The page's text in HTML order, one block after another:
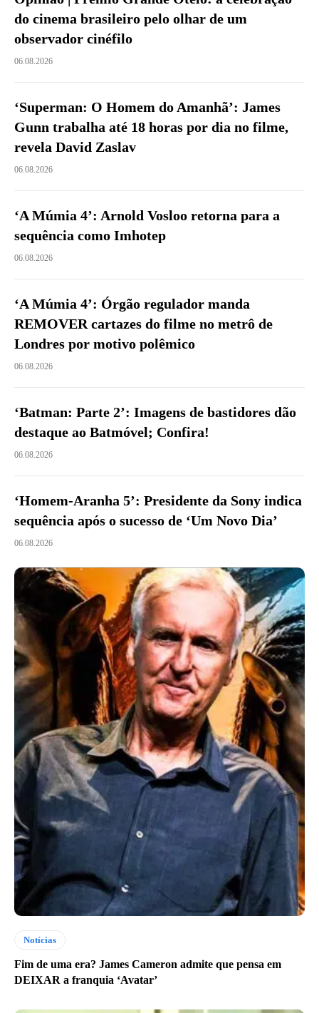
do cinema brasileiro pelo olhar de um
observador cinéfilo
06.08.2026
‘Superman: O Homem do Amanhã’: James
Gunn trabalha até 18 horas por dia no filme,
revela David Zaslav
06.08.2026
‘A Múmia 4’: Arnold Vosloo retorna para a
sequência como Imhotep
06.08.2026
‘A Múmia 4’: Órgão regulador manda
REMOVER cartazes do filme no metrô de
Londres por motivo polêmico
06.08.2026
‘Batman: Parte 2’: Imagens de bastidores dão
destaque ao Batmóvel; Confira!
06.08.2026
‘Homem-Aranha 5’: Presidente da Sony indica
sequência após o sucesso de ‘Um Novo Dia’
06.08.2026
Notícias
Fim de uma era? James Cameron admite que pensa em
DEIXAR a franquia ‘Avatar’